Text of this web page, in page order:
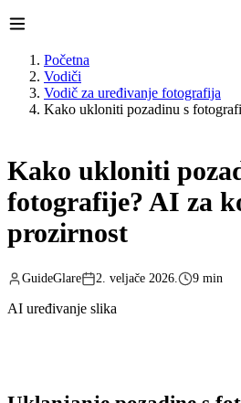
Početna
Vodiči
Vodič za uređivanje fotografija
Kako ukloniti pozadinu s
Kako ukloniti
fotografije? AI za
prozirnost
GuideGlare 2. veljače 2026. 9 min
AI uređivanje slika